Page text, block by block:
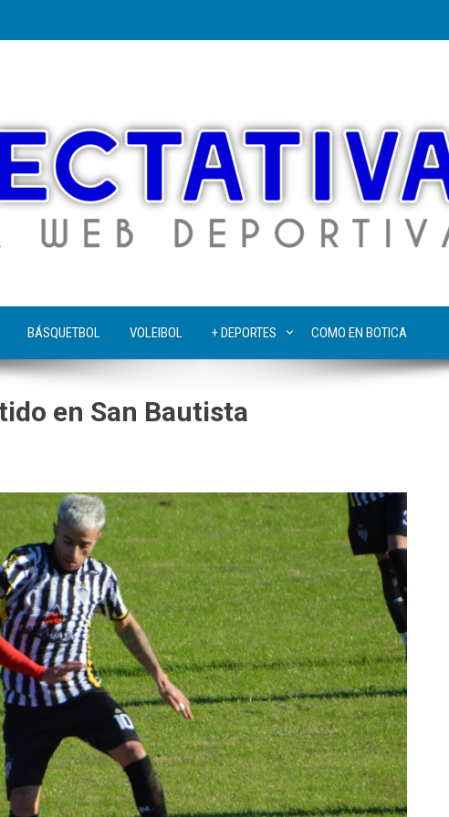
BÁSQUETBOL VOLEIBOL + DEPORTES COMO EN BOTICA
en San Bautista